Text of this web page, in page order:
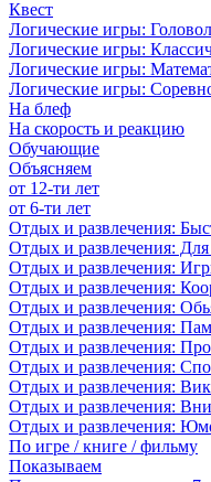
Квест
Логические игры:
Логические игры:
Логические игры:
Логические игры:
На блеф
На скорость и реакцию
Обучающие
Объясняем
от 12-ти лет
от 6-ти лет
Отдых и развлечения:
Отдых и развлечения:
Отдых и развлечения:
Отдых и развлечения:
Отдых и развлечения:
Отдых и развлечения:
Отдых и развлечения:
Отдых и развлечения:
Отдых и развлечения:
Отдых и развлечения:
Отдых и развлечения:
По игре / книге / фильму
Показываем